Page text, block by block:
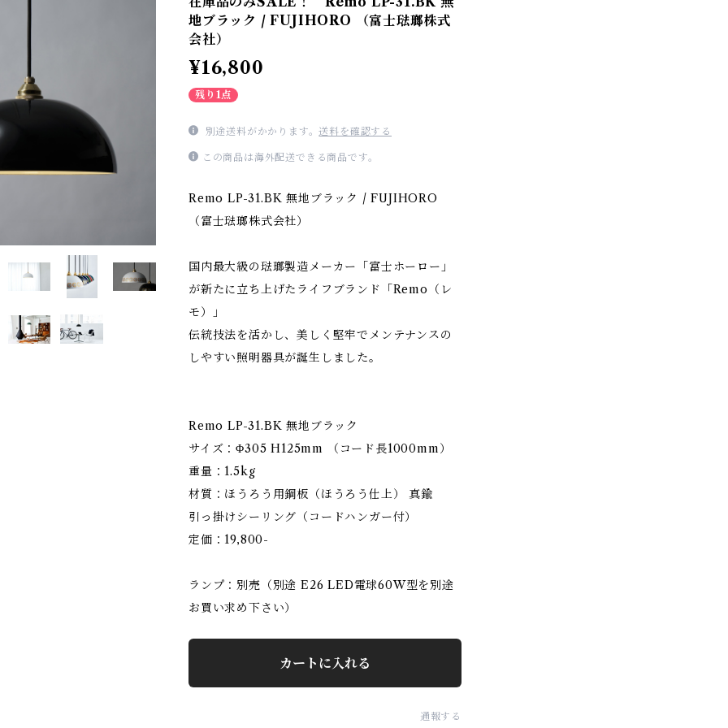
地ブラック / FUJIHORO （富士琺瑯株式
会社）
¥16,800
残り1点
別途送料がかかります。送料を確認する
この商品は海外配送できる商品です。
Remo LP-31.BK 無地ブラック / FUJIHORO
（富士琺瑯株式会社）
国内最大級の琺瑯製造メーカー「富士ホーロー」
が新たに立ち上げたライフブランド「Remo（レ
モ）」
伝統技法を活かし、美しく堅牢でメンテナンスの
しやすい照明器具が誕生しました。
Remo LP-31.BK 無地ブラック
サイズ：Φ305 H125mm （コード長1000mm）
重量：1.5kg
材質：ほうろう用鋼板（ほうろう仕上） 真鍮
引っ掛けシーリング（コードハンガー付）
定価：19,800-
ランプ：別売（別途 E26 LED電球60W型を別途
お買い求め下さい）
カートに入れる
通報する